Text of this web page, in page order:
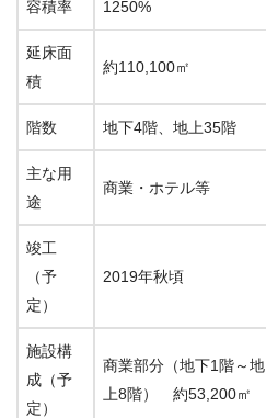
容積率 1250%
延床面
積
約110,100㎡
階数 地下4階、地上35階
主な用
途
商業・ホテル等
竣工
（予
定）
2019年秋頃
施設構
成（予
定）
商業部分（地下1階～地
上8階） 約53,200㎡